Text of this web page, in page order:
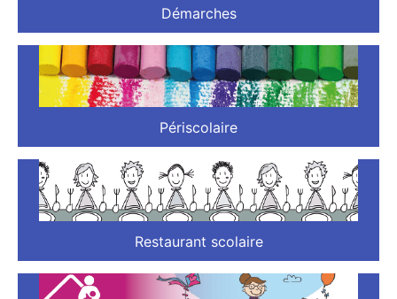
Démarches
Périscolaire
Restaurant scolaire